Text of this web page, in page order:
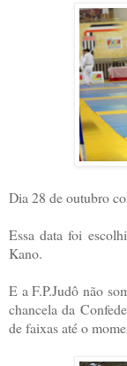
Dia 28 de outubro
Essa data foi
Kano.
E a F.P.Judô não
chancela da
de faixas até o